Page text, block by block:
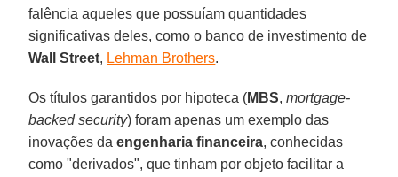
falência aqueles que possuíam quantidades
significativas deles, como o banco de investimento de
Wall Street, Lehman Brothers.
Os títulos garantidos por hipoteca (MBS,mortgage-
backed security) foram apenas um exemplo das
inovações daengenharia financeira, conhecidas
como "derivados", que tinham por objeto facilitar a